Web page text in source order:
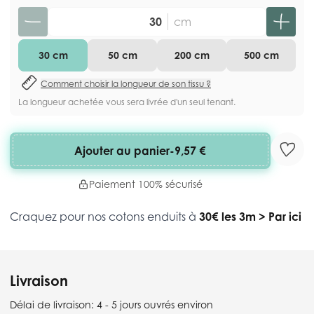
cm
30 cm 50 cm 200 cm 500 cm
Comment choisir la longueur de son tissu ?
La longueur achetée vous sera livrée d'un seul tenant.
Ajouter au panier-9,57 €
Paiement 100% sécurisé
Craquez pour nos cotons enduits à 30€ les 3m > Par ici
Livraison
Délai de livraison: 4 - 5 jours ouvrés environ